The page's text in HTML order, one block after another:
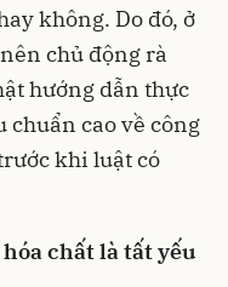
không. Do đó, ở
chủ động rà
hướng dẫn thực
chuẩn cao về công
khi luật có
chất là tất yếu